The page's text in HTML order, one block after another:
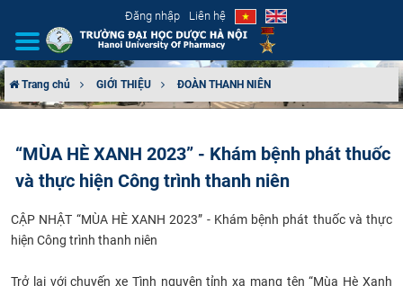
Đăng nhập Liên hệ
CƠ CẤU TỔ CHỨC
ĐÀO TẠO
Trang chủ GIỚI THIỆU ĐOÀN THANH NIÊN
“MÙA HÈ XANH 2023” - Khám bệnh phát thuốc
và thực hiện Công trình thanh niên
CẬP NHẬT “MÙA HÈ XANH 2023” - Khám bệnh phát thuốc và thực
hiện Công trình thanh niên
Trở lại với chuyến xe Tình nguyện tỉnh xa mang tên “Mùa Hè Xanh